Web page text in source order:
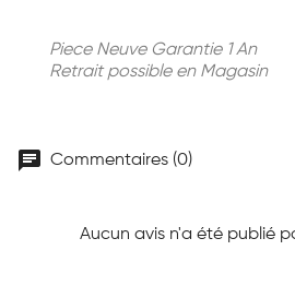
Piece Neuve Garantie 1 An
Retrait possible en Magasin
chat Commentaires (0)
Aucun avis n'a été publié